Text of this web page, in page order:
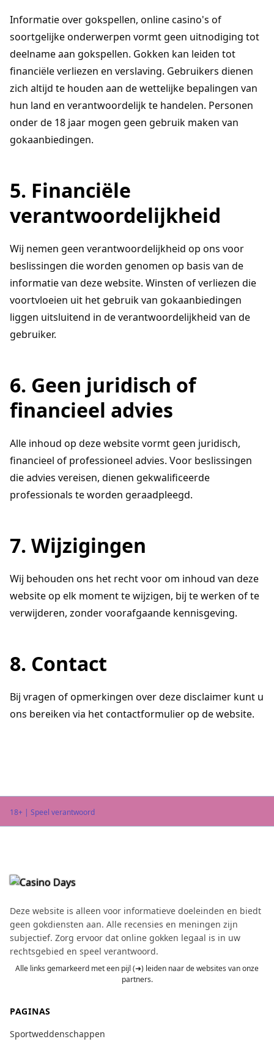
Informatie over gokspellen, online casino's of
soortgelijke onderwerpen vormt geen uitnodiging tot
deelname aan gokspellen. Gokken kan leiden tot
financiële verliezen en verslaving. Gebruikers dienen
zich altijd te houden aan de wettelijke bepalingen van
hun land en verantwoordelijk te handelen. Personen
onder de 18 jaar mogen geen gebruik maken van
gokaanbiedingen.
5. Financiële
verantwoordelijkheid
Wij nemen geen verantwoordelijkheid op ons voor
beslissingen die worden genomen op basis van de
informatie van deze website. Winsten of verliezen die
voortvloeien uit het gebruik van gokaanbiedingen
liggen uitsluitend in de verantwoordelijkheid van de
gebruiker.
6. Geen juridisch of
financieel advies
Alle inhoud op deze website vormt geen juridisch,
financieel of professioneel advies. Voor beslissingen
die advies vereisen, dienen gekwalificeerde
professionals te worden geraadpleegd.
7. Wijzigingen
Wij behouden ons het recht voor om inhoud van deze
website op elk moment te wijzigen, bij te werken of te
verwijderen, zonder voorafgaande kennisgeving.
8. Contact
Bij vragen of opmerkingen over deze disclaimer kunt u
ons bereiken via het contactformulier op de website.
18+ | Speel verantwoord
Deze website is alleen voor informatieve doeleinden en biedt
geen gokdiensten aan. Alle recensies en meningen zijn
subjectief. Zorg ervoor dat online gokken legaal is in uw
rechtsgebied en speel verantwoord.
Alle links gemarkeerd met een pijl (➜) leiden naar de websites van onze
partners.
PAGINAS
Sportweddenschappen